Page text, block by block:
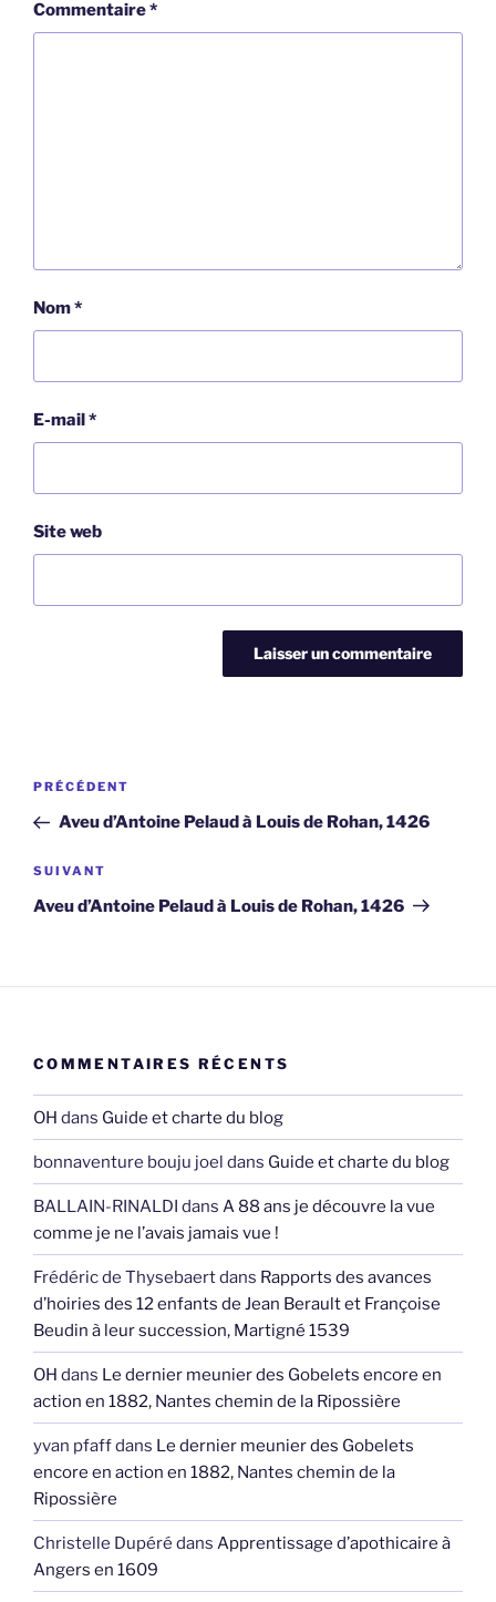
Commentaire*
Nom*
E-mail*
Site web
Navigation
l’article
Article
précédent
PRÉCÉDENT
Aveu d’Antoine Pelaud à Louis de Rohan, 1426
Article
suivant
SUIVANT
Aveu d’Antoine Pelaud à Louis de Rohan, 1426
COMMENTAIRES RÉCENTS
OH dans Guide et charte du blog
bonnaventure bouju joel dans Guide et charte du blog
BALLAIN-RINALDI dans A 88 ans je découvre la vue
comme je ne l’avais jamais vue !
Frédéric de Thysebaertdans Rapports des avances
d’hoiries des 12 enfants de Jean Berault et Françoise
Beudin à leur succession, Martigné 1539
OH dans Le dernier meunier des Gobelets encore en
action en 1882, Nantes chemin de la Ripossière
yvan pfaffdans Le dernier meunier des Gobelets
encore en action en 1882, Nantes chemin de la
Ripossière
Christelle Dupéré dans Apprentissage d’apothicaire à
Angers en 1609